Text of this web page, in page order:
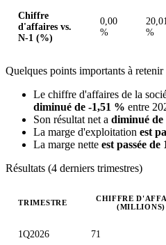
Chiffre
d'affaires vs.
N-1 (%)
0,00
%
20,01
%
Quelques points importants à retenir
Le chiffre d'affaires de la
diminué de -1,51 % entre
Son résultat net a diminué de
La marge d'exploitation est
La marge nette est passée
Résultats (4 derniers trimestres)
TRIMESTRE
CHIFFRE
(MILLIONS)
1Q2026 71